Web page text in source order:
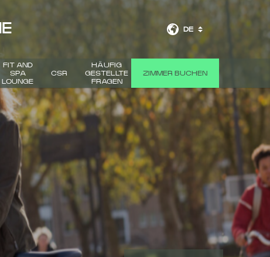
DE
FIT AND
SPA
LOUNGE
CSR
HÄUFIG
GESTELLTE
FRAGEN
ZIMMER BUCHEN